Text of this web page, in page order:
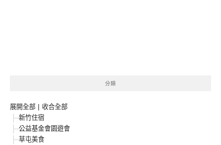
分類
展開全部 | 收合全部
新竹住宿
公益基金會園遊會
草屯美食